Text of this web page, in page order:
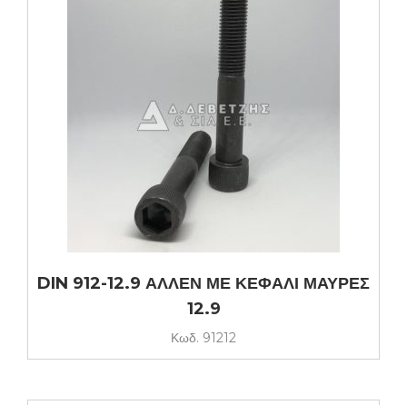
DIN 912-12.9 ΑΛΛΕΝ ΜΕ ΚΕΦΑΛΙ ΜΑΥΡΕΣ
12.9
Κωδ. 91212